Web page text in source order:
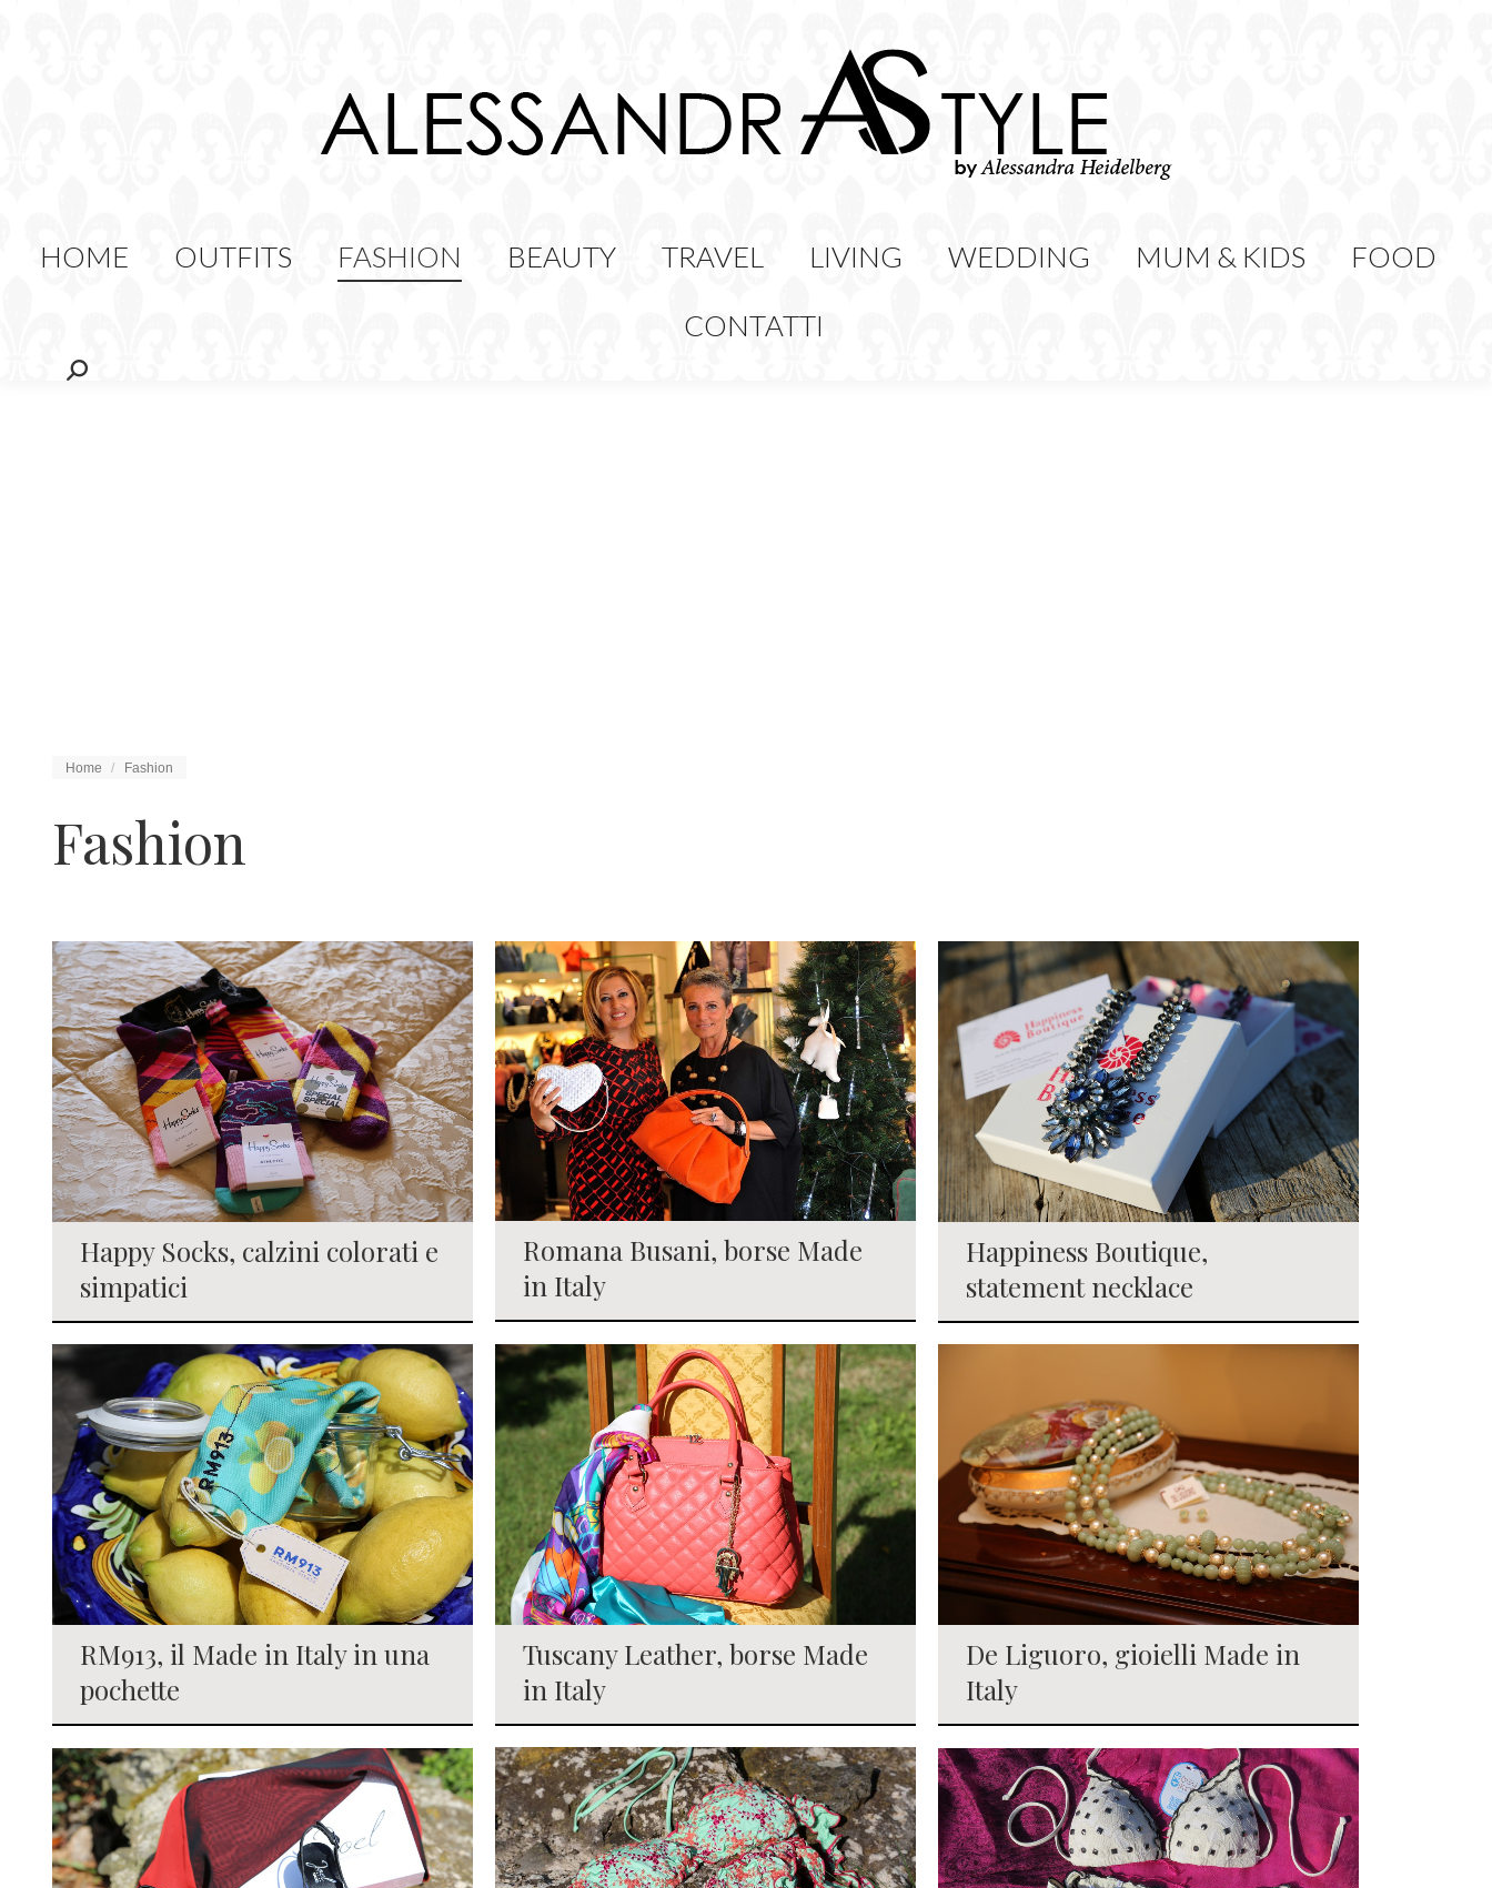
HOME OUTFITS FASHION BEAUTY TRAVEL LIVING WEDDING MUM & KIDS
FOOD
CONTATTI
Cerca:
Tu sei qui:
Home Fashion
Fashion
Happy Socks, calzini colorati e
simpatici
Romana Busani, borse Made
in Italy
Happiness Boutique,
statement necklace
Tuscany Leather, borse Made
in Italy
RM913, il Made in Italy in una
pochette
De Liguoro, gioielli Made in
Italy
FOOD
CONTATTI